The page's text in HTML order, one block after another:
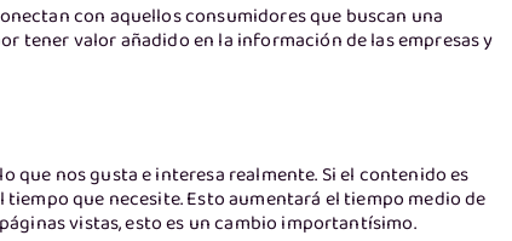
con aquellos consumidores que buscan una
tener valor añadido en la información de las empresas y
nos gusta e interesa realmente. Si el contenido es
que necesite. Esto aumentará el tiempo medio de
vistas, esto es un cambio importantísimo.